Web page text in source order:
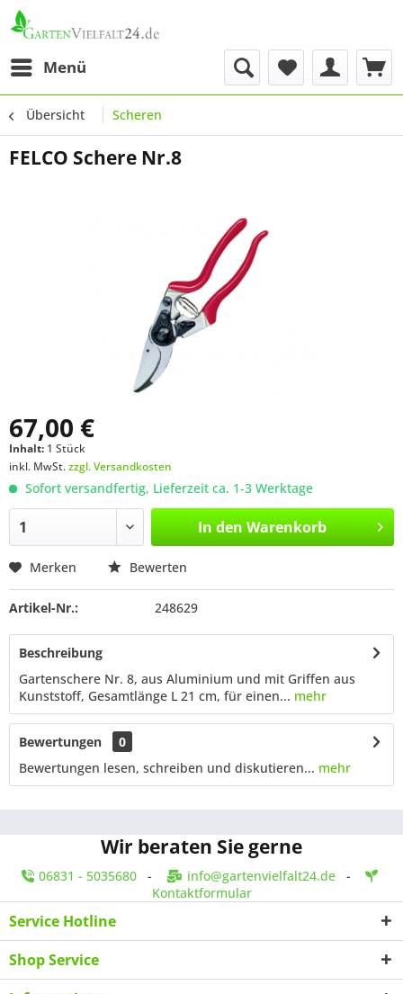
Menü
Übersicht Scheren
FELCO Schere Nr.8
67,00 €
Inhalt: 1 Stück
inkl. MwSt.zzgl. Versandkosten
Sofort versandfertig, Lieferzeit ca. 1-3 Werktage
In den Warenkorb
Merken Bewerten
Artikel-Nr.: 248629
Beschreibung
Gartenschere Nr. 8, aus Aluminium und mit Griffen aus
Kunststoff, Gesamtlänge L 21 cm, für einen... mehr
Bewertungen
0
Bewertungen lesen, schreiben und diskutieren... mehr
Wir beraten Sie gerne
06831 - 5035680- info@gartenvielfalt24.de-
Kontaktformular
Service Hotline
Shop Service